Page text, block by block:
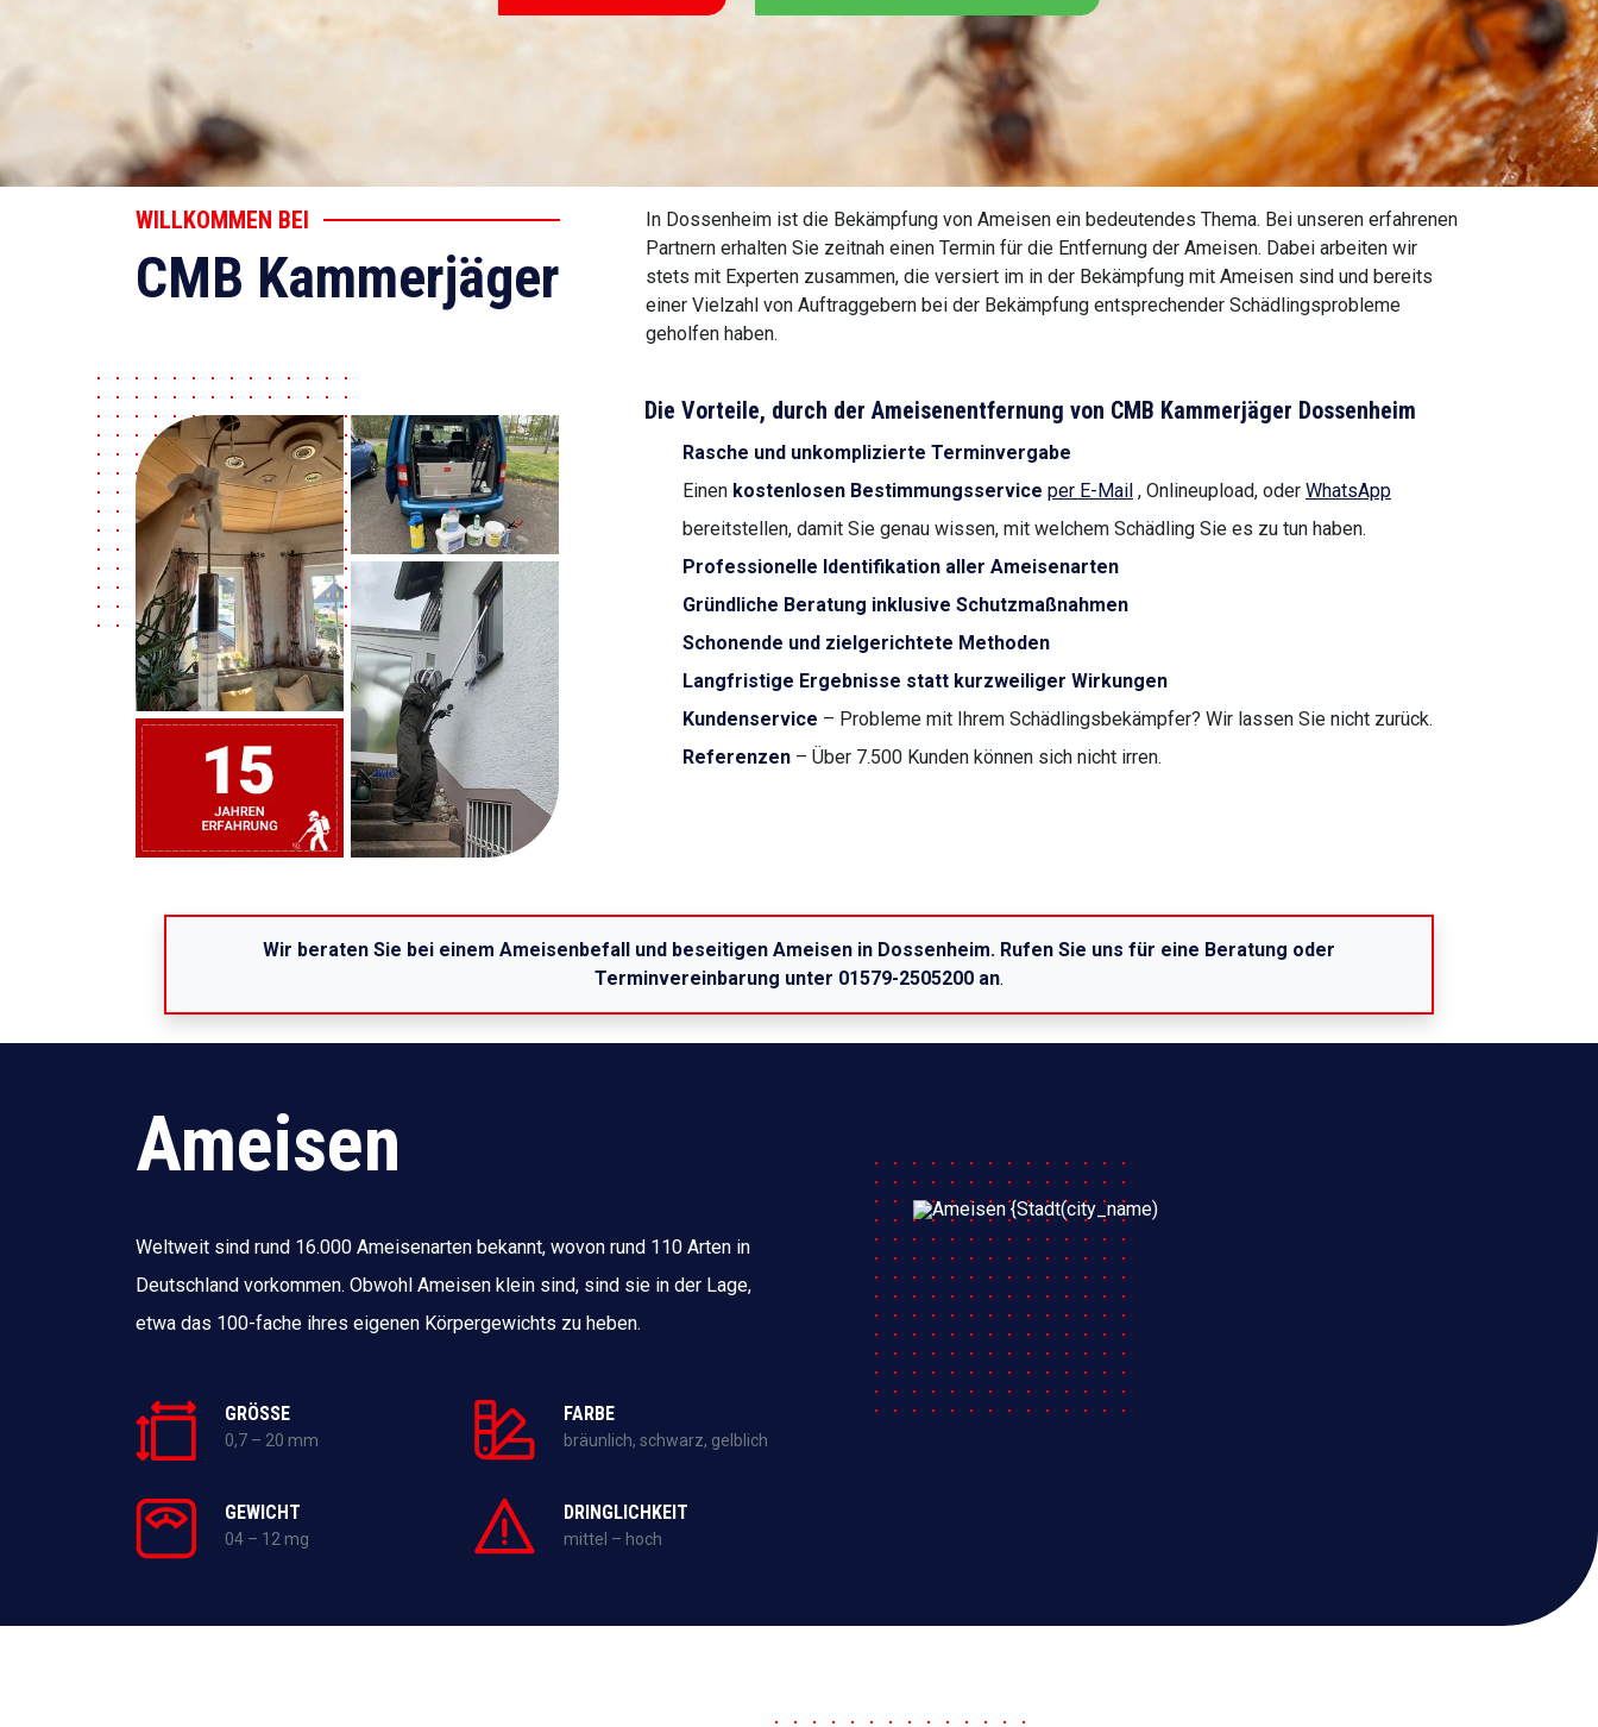
WILLKOMMEN BEI
CMB Kammerjäger
In Dossenheim ist die Bekämpfung von Ameisen ein bedeutendes Thema. Bei unseren erfahrenen
Partnern erhalten Sie zeitnah einen Termin für die Entfernung der Ameisen. Dabei arbeiten wir
stets mit Experten zusammen, die versiert im in der Bekämpfung mit Ameisen sind und bereits
einer Vielzahl von Auftraggebern bei der Bekämpfung entsprechender Schädlingsprobleme
geholfen haben.
Die Vorteile, durch der Ameisenentfernung von CMB Kammerjäger Dossenheim
Rasche und unkomplizierte Terminvergabe
Einen kostenlosen Bestimmungsservice per E-Mail , Onlineupload, oder WhatsApp
bereitstellen, damit Sie genau wissen, mit welchem Schädling Sie es zu tun haben.
Professionelle Identifikation aller Ameisenarten
Gründliche Beratung inklusive Schutzmaßnahmen
Schonende und zielgerichtete Methoden
Langfristige Ergebnisse statt kurzweiliger Wirkungen
Kundenservice – Probleme mit Ihrem Schädlingsbekämpfer? Wir lassen Sie nicht zurück.
Referenzen – Über 7.500 Kunden können sich nicht irren.
Wir beraten Sie bei einem Ameisenbefall und beseitigen Ameisen in Dossenheim. Rufen Sie uns für eine Beratung oder
Terminvereinbarung unter 01579-2505200 an.
Ameisen
Weltweit sind rund 16.000 Ameisenarten bekannt, wovon rund 110 Arten in
Deutschland vorkommen. Obwohl Ameisen klein sind, sind sie in der Lage,
etwa das 100-fache ihres eigenen Körpergewichts zu heben.
GRÖSSE
0,7 – 20 mm
FARBE
bräunlich, schwarz, gelblich
GEWICHT
04 – 12 mg
DRINGLICHKEIT
mittel – hoch